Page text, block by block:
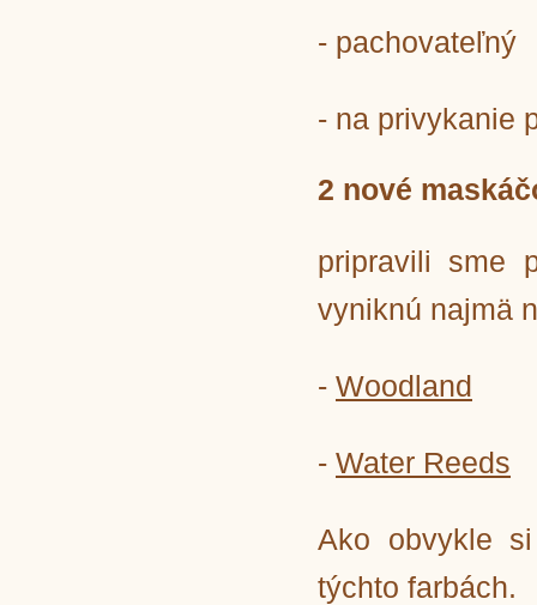
- pachovateľný
- na privykanie
2 nové
pripravili sme
vyniknú najmä
- Woodland
- Water Reeds
Ako obvykle
týchto farbách.